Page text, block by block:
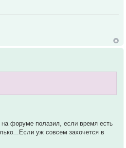
форуме полазил, если время есть
уж совсем захочется в